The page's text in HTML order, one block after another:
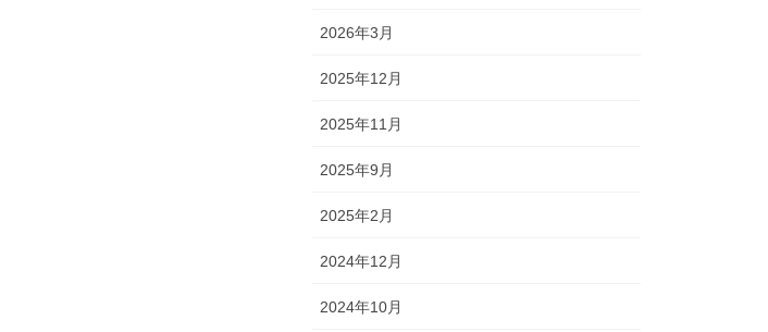
2026年3月
2025年12月
2025年11月
2025年9月
2025年2月
2024年12月
2024年10月